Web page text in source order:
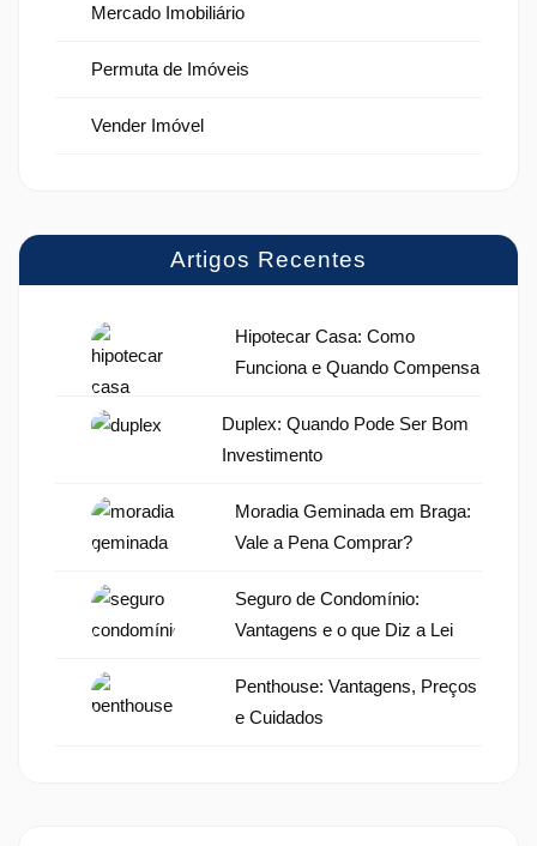
Mercado Imobiliário
Permuta de Imóveis
Vender Imóvel
Artigos Recentes
Hipotecar Casa: Como
Funciona e Quando Compensa
Duplex: Quando Pode Ser Bom
Investimento
Moradia Geminada em Braga:
Vale a Pena Comprar?
Seguro de Condomínio:
Vantagens e o que Diz a Lei
Penthouse: Vantagens, Preços
e Cuidados